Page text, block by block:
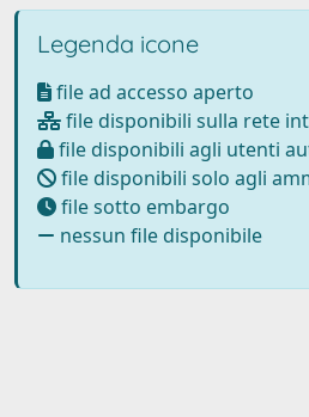
Legenda icone
file ad accesso aperto
file disponibili sulla rete
file disponibili agli utenti
file disponibili solo agli
file sotto embargo
nessun file disponibile